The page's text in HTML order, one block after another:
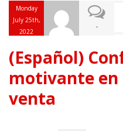
Monday
July 25th,
2022
-
(Español)
motivante en
venta